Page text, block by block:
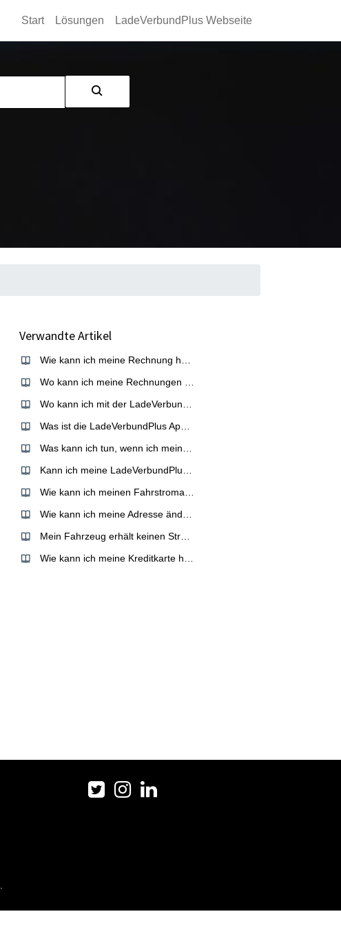
Start Lösungen LadeVerbundPlus Webseite
Verwandte Artikel